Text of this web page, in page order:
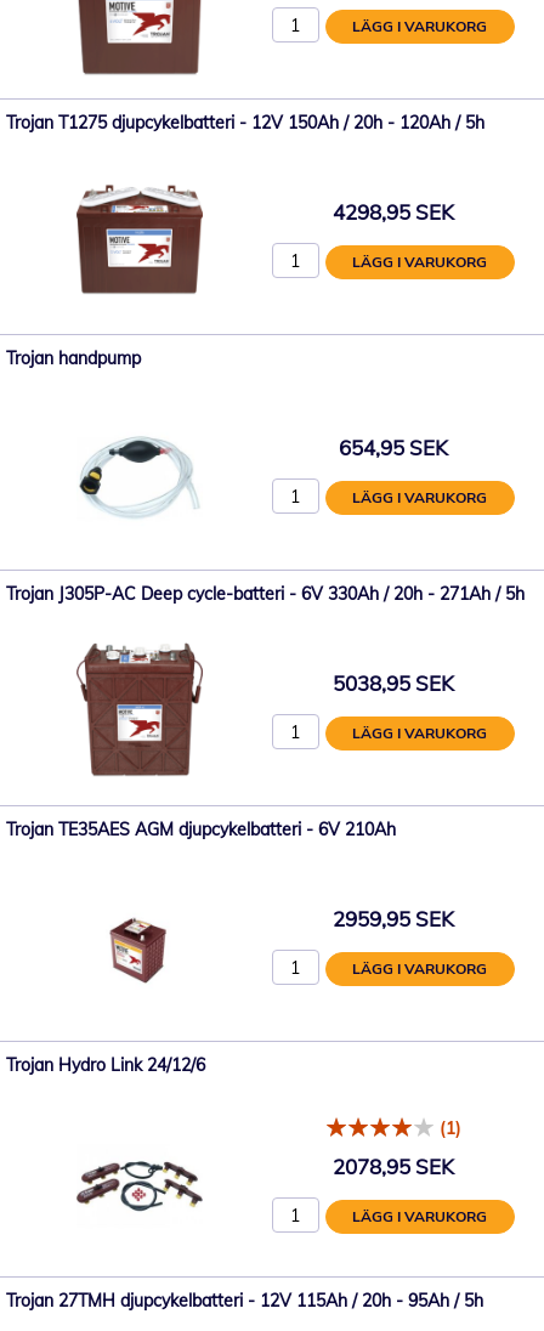
LÄGG I VARUKORG
Trojan T1275 djupcykelbatteri - 12V 150Ah / 20h - 120Ah / 5h
4298,95 SEK
LÄGG I VARUKORG
Trojan handpump
654,95 SEK
LÄGG I VARUKORG
Trojan J305P-AC Deep cycle-batteri - 6V 330Ah / 20h - 271Ah / 5h
5038,95 SEK
LÄGG I VARUKORG
Trojan TE35AES AGM djupcykelbatteri - 6V 210Ah
2959,95 SEK
LÄGG I VARUKORG
Trojan Hydro Link 24/12/6
(1)
2078,95 SEK
LÄGG I VARUKORG
Trojan 27TMH djupcykelbatteri - 12V 115Ah / 20h - 95Ah / 5h